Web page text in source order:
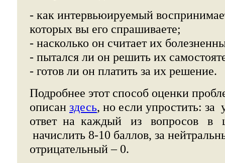
- как интервьюируемый
которых вы его спрашиваете;
- насколько он считает их
- пытался ли он решить их
- готов ли он платить за их решение.
Подробнее этот способ оценки
описан здесь, но если упростить: за
ответ на каждый из вопросов в
начислить 8-10 баллов, за
отрицательный – 0.